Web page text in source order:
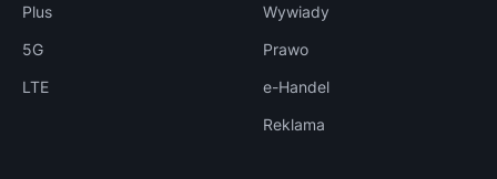
Plus
5G
LTE
Wywiady
Prawo
e-Handel
Reklama